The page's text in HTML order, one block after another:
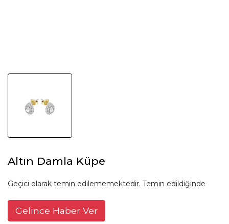
Altın Damla Küpe
Geçici olarak temin edilememektedir. Temin edildiğinde
Gelince Haber Ver